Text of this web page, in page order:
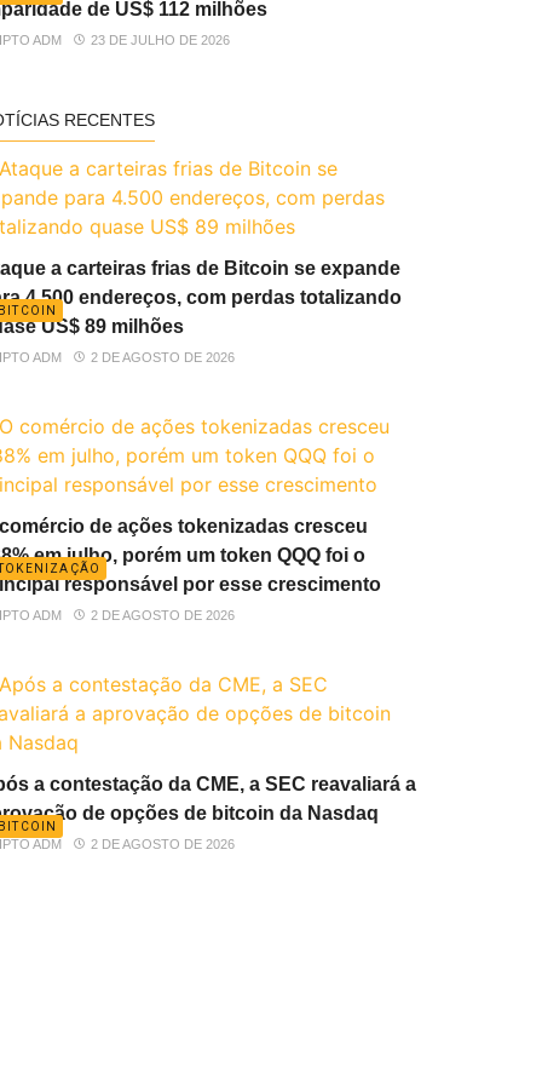
de US$ 112 milhões
ADM 23 DE JULHO DE 2026
RECENTES
a carteiras frias de Bitcoin se expande
4.500 endereços, com perdas totalizando
US$ 89 milhões
ADM 2 DE AGOSTO DE 2026
de ações tokenizadas cresceu
em julho, porém um token QQQ foi o
responsável por esse crescimento
ADM 2 DE AGOSTO DE 2026
a contestação da CME, a SEC reavaliará a
de opções de bitcoin da Nasdaq
ADM 2 DE AGOSTO DE 2026